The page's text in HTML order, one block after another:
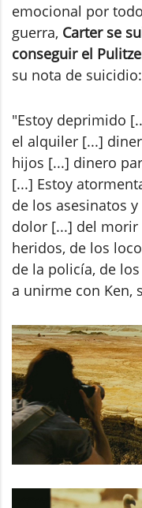
emocional por
guerra, Carter se
conseguir el
su nota de suicidio:
"Estoy deprimido
el alquiler [...]
hijos [...] dinero
[...] Estoy
de los asesinatos
dolor [...] del
heridos, de los
de la policía, de
a unirme con Ken,